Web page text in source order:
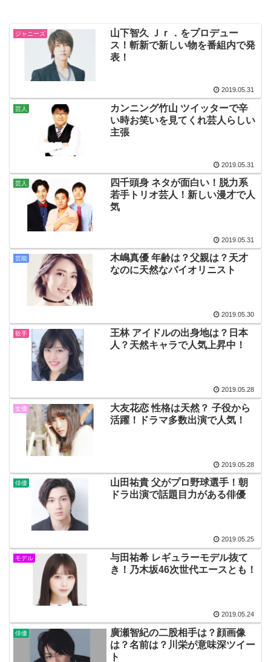
ジャニーズ
山下智久 Ｊｒ．をプロデュー
ス！斬新で新しい物を番組内で発
表！
2019.05.31
芸人
カンニング竹山 ツイッターで辛
い時お笑いを見てくれ芸人らしい
主張
2019.05.31
芸人
四千頭身 ネタが面白い！脱力系
若手トリオ芸人！新しい漫才で人
気
2019.05.31
芸能
木嶋真優 年齢は？父親は？天才
なのに天然なバイオリニスト
2019.05.30
歌手
王林 アイドルの出身地は？日本
人？天然キャラで人気上昇中！
2019.05.28
女優
大友花恋 性格は天然？ 子役から
活躍！ドラマ多数出演で人気！
2019.05.28
俳優
山田祐貴 父がプロ野球選手！朝
ドラ出演で話題目力がある俳優
2019.05.25
モデル
与田祐希 レギュラーモデル抜て
き！乃木坂46次世代エースとも！
2019.05.24
俳優
廣瀬智紀の二股相手は？顔画像
は？名前は？川栄が意味深ツイー
ト